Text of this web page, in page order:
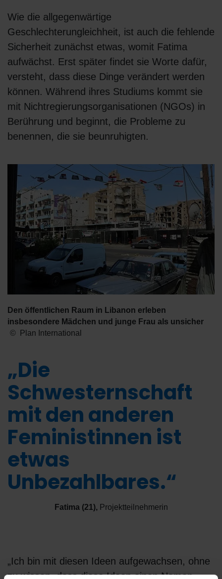
Wie die allgegenwärtige
Geschlechterungleichheit, ist auch die fehlende
Sicherheit zunächst etwas, womit Fatima
aufwächst. Erst später findet sie Worte dafür,
versteht, dass diese Dinge verändert werden
können. Während ihres Studiums kommt sie
mit Nichtregierungsorganisationen (NGOs) in
Berührung und beginnt, die Probleme zu
benennen, die sie beunruhigten.
Den öffentlichen Raum in Libanon erleben
insbesondere Mädchen und junge Frau als unsicher
Plan International
„Die
Schwesternschaft
mit den anderen
Feministinnen ist
etwas
Unbezahlbares.“
Fatima (21), Projektteilnehmerin
„Ich bin mit diesen Ideen aufgewachsen, ohne
zu wissen, dass diese Ideen einen Namen